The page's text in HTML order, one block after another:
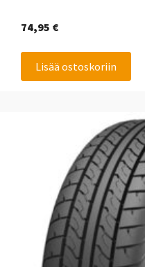
74,95 €
Lisää ostoskoriin